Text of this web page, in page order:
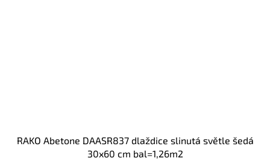
RAKO Abetone DAASR837 dlaždice slinutá světle šedá
30x60 cm bal=1,26m2